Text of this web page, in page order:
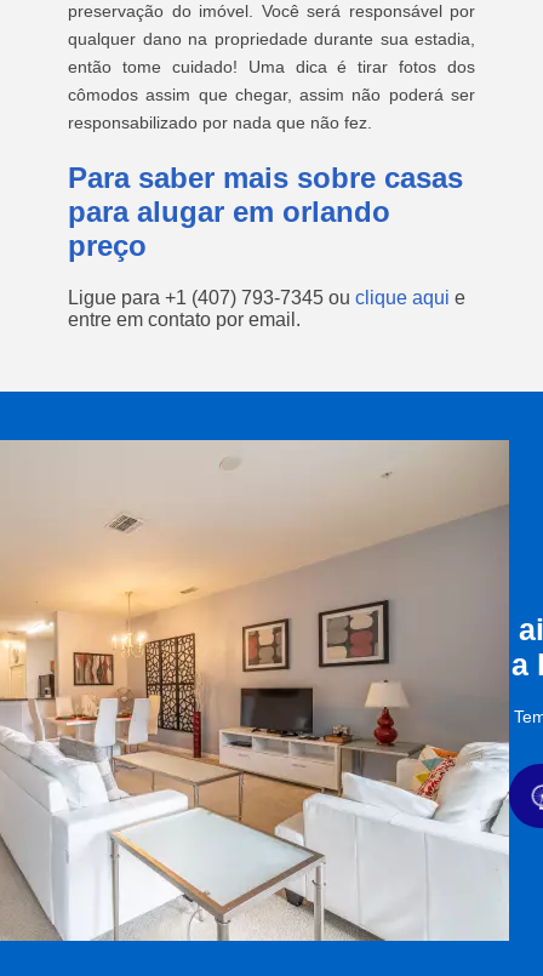
preservação do imóvel. Você será responsável por
qualquer dano na propriedade durante sua estadia,
então tome cuidado! Uma dica é tirar fotos dos
cômodos assim que chegar, assim não poderá ser
responsabilizado por nada que não fez.
Para saber mais sobre casas
para alugar em orlando
preço
Ligue para +1 (407) 793-7345 ou clique aqui e
entre em contato por email.
a